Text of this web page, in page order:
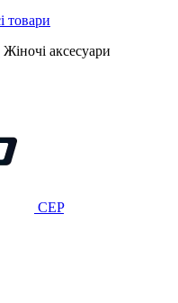
Жіночі аксесуари
CEP